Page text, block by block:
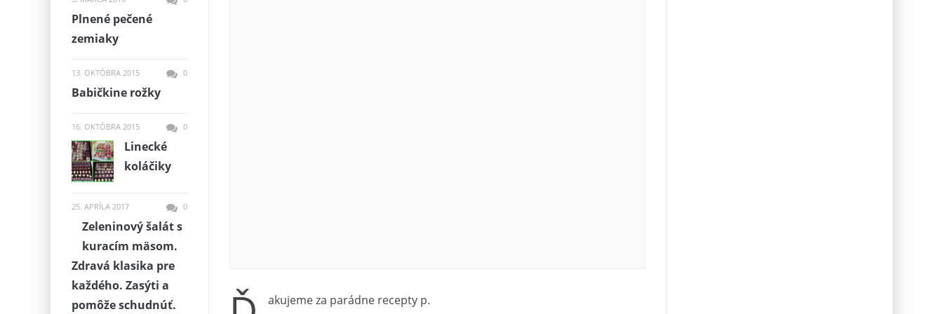
akujeme za parádne recepty p.
Plnené pečené
zemiaky
13. OKTÓBRA 2015 0
Babičkine rožky
16. OKTÓBRA 2015 0
Linecké
koláčiky
25. APRÍLA 2017 0
Zeleninový šalát s
kuracím mäsom.
Zdravá klasika pre
každého. Zasýti a
pomôže schudnúť.